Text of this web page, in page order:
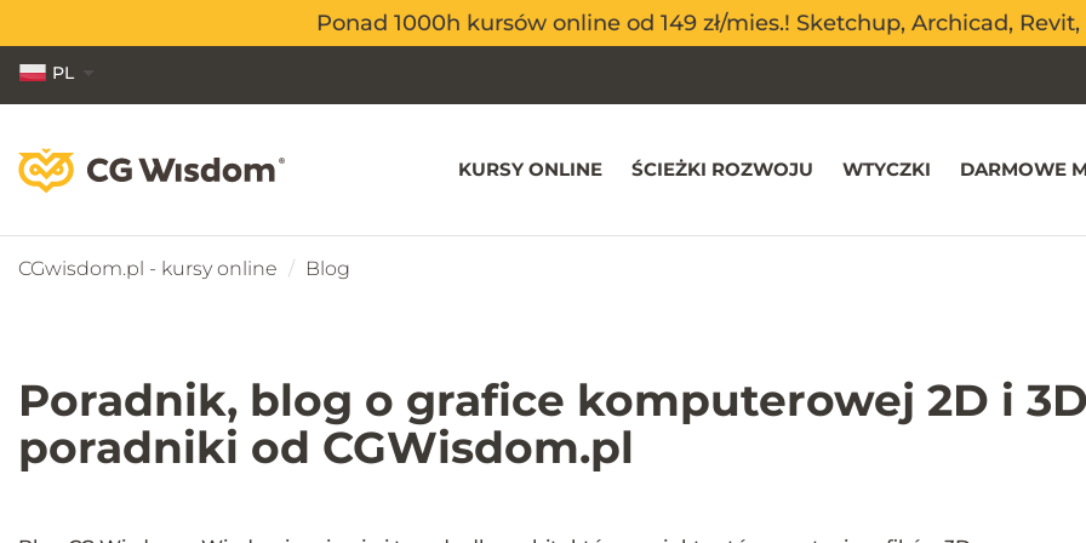
Ponad 1000h kursów online od 149 zł/mies.! Sketchup, Archicad,
Ponad 1000h kursów online od 149 zł/mies.! Sketchup, Archicad,
PL
EN
KURSY ONLINE ŚCIEŻKI ROZWOJU WTYCZKI DARMOWE
CGwisdom.pl - kursy online Blog
Poradnik, blog o grafice komputerowej 2D i
poradniki od CGWisdom.pl